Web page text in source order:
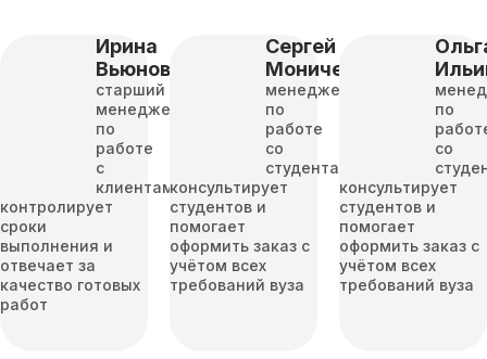
Ирина
Вьюнова
старший
менеджер
по
работе
с
клиентами
контролирует
сроки
выполнения и
отвечает за
качество готовых
работ
Сергей
Моничев
менеджер
по
работе
со
студентами
консультирует
студентов и
помогает
оформить заказ с
учётом всех
требований вуза
по
со
консультирует
студентов и
помогает
оформить заказ с
учётом всех
требований вуза